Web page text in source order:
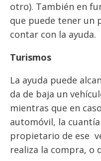
otro). También en
que puede tener un
contar con la ayuda.
Turismos
La ayuda puede
da de baja un
mientras que en
automóvil, la cuantía
propietario de ese
realiza la compra, o